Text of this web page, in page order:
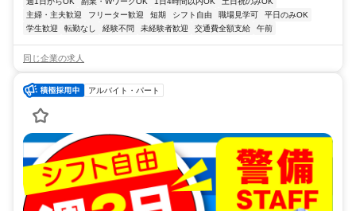
主婦・主夫歓迎
フリーター歓迎 短期 シフト自由 職場見学可
平日のみOK
学生歓迎
転勤なし 経験不問 未経験者歓迎 交通費全額支給 午前
同じ企業の求人
アルバイト・パート